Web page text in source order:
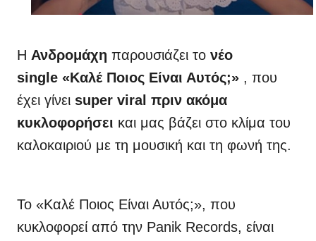
Η Ανδρομάχη παρουσιάζει το νέο
single «Καλέ Ποιος Είναι Αυτός;» , που
έχει γίνει super viral πριν ακόμα
κυκλοφορήσει και μας βάζει στο κλίμα του
καλοκαιριού με τη μουσική και τη φωνή της.
Το «Καλέ Ποιος Είναι Αυτός;», που
κυκλοφορεί από την Panik Records, είναι